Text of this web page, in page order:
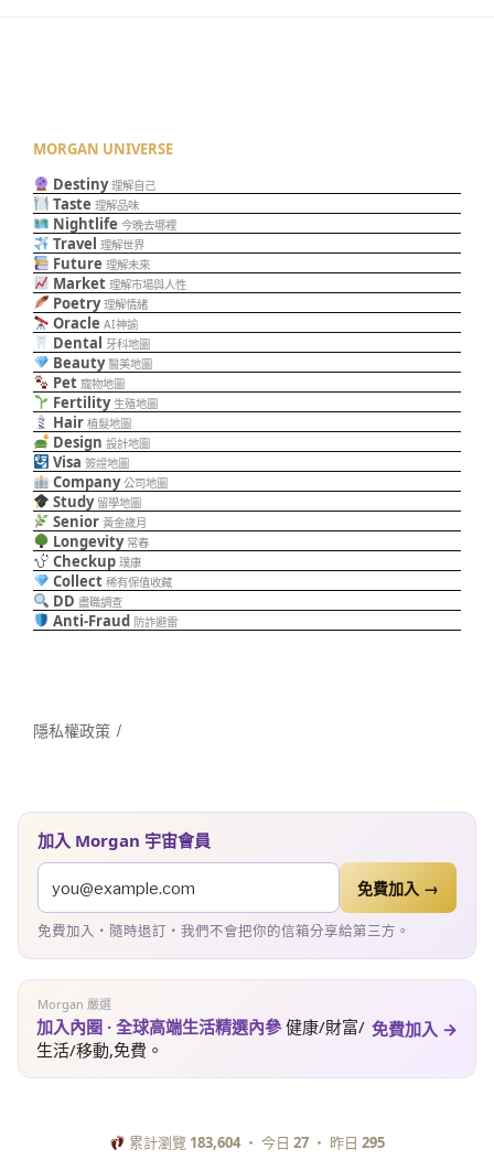
MORGAN UNIVERSE
Destiny 理解自己
Taste 理解品味
Nightlife 今晚去哪裡
Travel 理解世界
Future 理解未來
Market 理解市場與人性
Poetry 理解情緒
Oracle AI神諭
Dental 牙科地圖
Beauty 醫美地圖
Pet 寵物地圖
Fertility 生殖地圖
Hair 植髮地圖
Design 設計地圖
Visa 簽證地圖
Company 公司地圖
Study 留學地圖
Senior 黃金歲月
Longevity 常春
Checkup 璞康
Collect 稀有保值收藏
DD 盡職調查
Anti-Fraud 防詐避雷
隱私權政策
加入 Morgan 宇宙會員
免費加入 →
免費加入・隨時退訂・我們不會把你的信箱分享給第三方。
Morgan 嚴選
加入內圈 · 全球高端生活精選內參健康/財富/
生活/移動,免費。
免費加入 →
累計瀏覽 183,604・ 今日 27・ 昨日 295